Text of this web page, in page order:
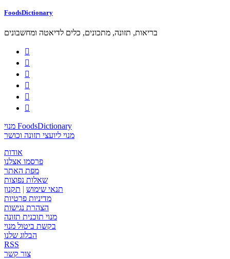
FoodsDictionary
בריאות, תזונה, מתכונים, כלים לדיאטה ומחשבונים






מנוי FoodsDictionary
מנוי ליועצי תזונה וכושר
אודות
פרסמו אצלנו
מפת האתר
שאלות נפוצות
תנאי שימוש | תקנון
מדיניות פרטיות
הצהרת נגישות
מנוי תוכנית תזונה
בקשת ביטול מנוי
הבלוג שלנו
RSS
צור קשר